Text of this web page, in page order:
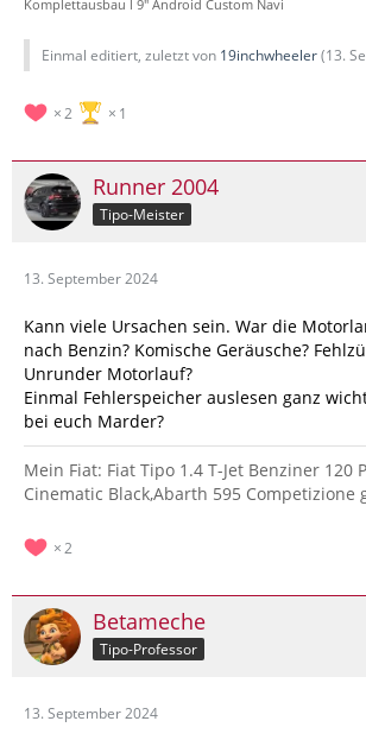
Komplettausbau l 9" Android Custom Navi
Einmal editiert, zuletzt von 19inchwheeler(13.
2 1
Runner 2004
Tipo-Meister
13. September 2024
Kann viele Ursachen sein. War die
nach Benzin? Komische Geräusche?
Unrunder Motorlauf?
Einmal Fehlerspeicher auslesen ganz
bei euch Marder?
Mein Fiat: Fiat Tipo 1.4 T-Jet Benziner 120
Cinematic Black,Abarth 595 Competizione
2
Betameche
Tipo-Professor
13. September 2024